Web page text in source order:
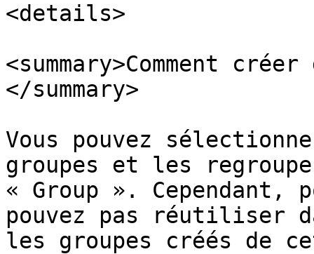
<details>
<summary>Comment
</summary>
Vous pouvez
groupes et les
« Group ». Cependant,
pouvez pas réutiliser
les groupes créés de